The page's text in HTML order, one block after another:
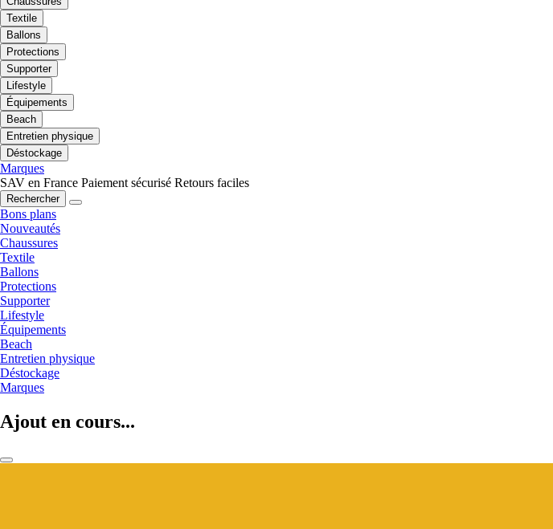
Textile
Ballons
Protections
Supporter
Lifestyle
Équipements
Beach
Entretien physique
Déstockage
Marques
SAV en France Paiement sécurisé Retours faciles
Rechercher
Bons plans
Nouveautés
Chaussures
Textile
Ballons
Protections
Supporter
Lifestyle
Équipements
Beach
Entretien physique
Déstockage
Marques
Ajout en cours...